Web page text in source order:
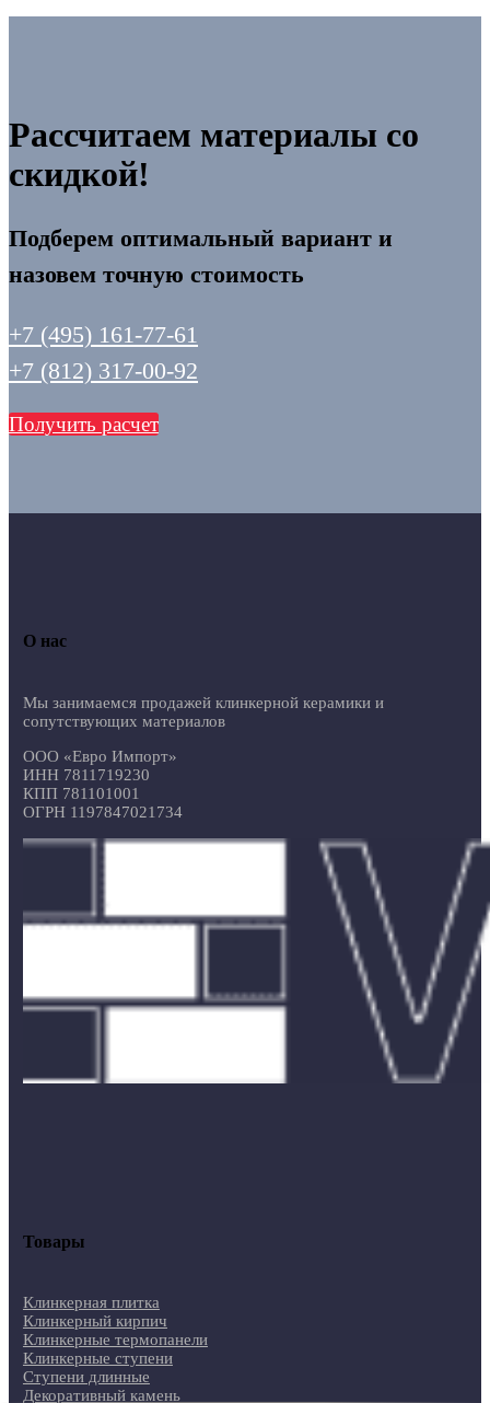
Рассчитаем материалы со
скидкой!
Подберем оптимальный вариант и
назовем точную стоимость
+7 (495) 161-77-61
+7 (812) 317-00-92
Получить расчет
О нас
Мы занимаемся продажей клинкерной керамики и
сопутствующих материалов
ООО «Евро Импорт»
ИНН 7811719230
КПП 781101001
ОГРН 1197847021734
Товары
Клинкерная плитка
Клинкерный кирпич
Клинкерные термопанели
Клинкерные ступени
Ступени длинные
Декоративный камень